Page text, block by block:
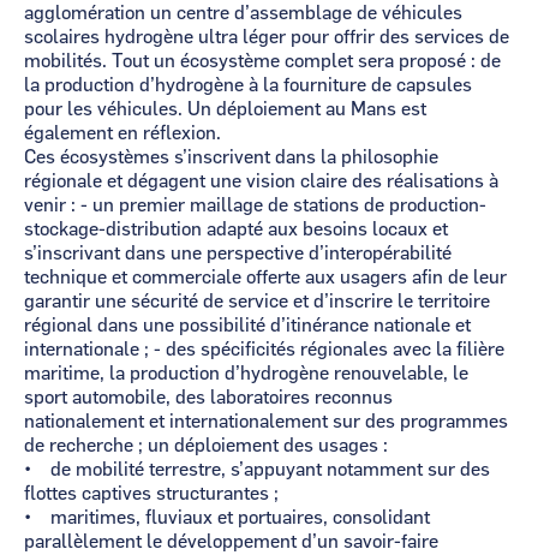
agglomération un centre d’assemblage de véhicules
scolaires hydrogène ultra léger pour offrir des services de
mobilités. Tout un écosystème complet sera proposé : de
la production d’hydrogène à la fourniture de capsules
pour les véhicules. Un déploiement au Mans est
également en réflexion.
Ces écosystèmes s’inscrivent dans la philosophie
régionale et dégagent une vision claire des réalisations à
venir : - un premier maillage de stations de production-
stockage-distribution adapté aux besoins locaux et
s’inscrivant dans une perspective d’interopérabilité
technique et commerciale offerte aux usagers afin de leur
garantir une sécurité de service et d’inscrire le territoire
régional dans une possibilité d’itinérance nationale et
internationale ; - des spécificités régionales avec la filière
maritime, la production d’hydrogène renouvelable, le
sport automobile, des laboratoires reconnus
nationalement et internationalement sur des programmes
de recherche ; un déploiement des usages :
• de mobilité terrestre, s’appuyant notamment sur des
flottes captives structurantes ;
• maritimes, fluviaux et portuaires, consolidant
parallèlement le développement d’un savoir-faire